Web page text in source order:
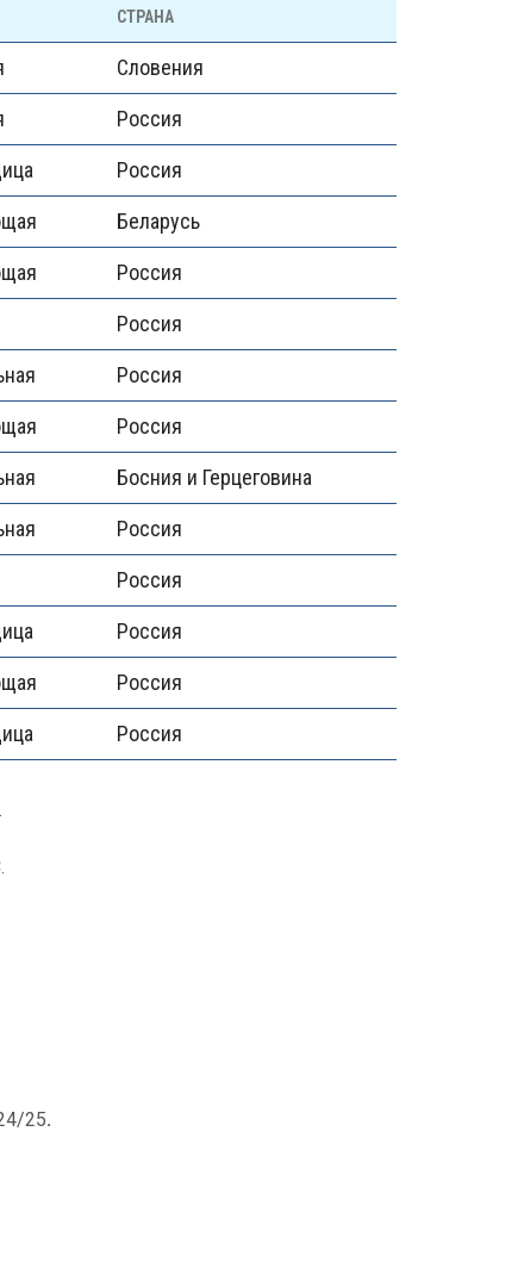
СТРАНА
Словения
Россия
Россия
Беларусь
Россия
Россия
Россия
Россия
Босния и Герцеговина
Россия
Россия
Россия
Россия
Россия
25.